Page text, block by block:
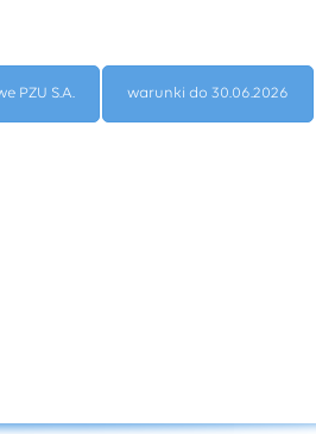
PZU S.A. warunki do 30.06.2026